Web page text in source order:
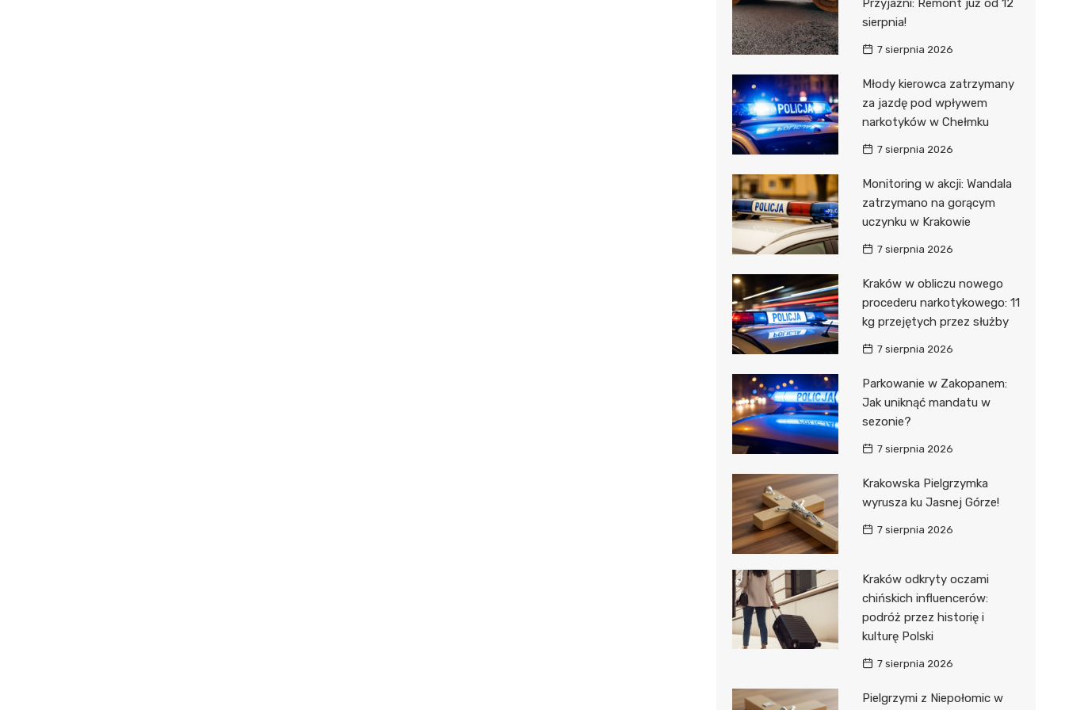
Przyjaźni: Remont już od 12
sierpnia!
7 sierpnia 2026
Młody kierowca zatrzymany
za jazdę pod wpływem
narkotyków w Chełmku
7 sierpnia 2026
Monitoring w akcji: Wandala
zatrzymano na gorącym
uczynku w Krakowie
7 sierpnia 2026
Kraków w obliczu nowego
procederu narkotykowego: 11
kg przejętych przez służby
7 sierpnia 2026
Parkowanie w Zakopanem:
Jak uniknąć mandatu w
sezonie?
7 sierpnia 2026
Krakowska Pielgrzymka
wyrusza ku Jasnej Górze!
7 sierpnia 2026
Kraków odkryty oczami
chińskich influencerów:
podróż przez historię i
kulturę Polski
7 sierpnia 2026
Pielgrzymi z Niepołomic w